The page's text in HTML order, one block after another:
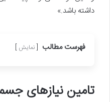
داشته باشد.»
فهرست مطالب نمایش
تامین نیازهای